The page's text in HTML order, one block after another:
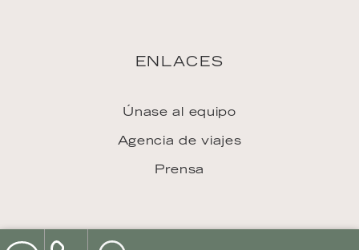
ENLACES
Únase al equipo
Agencia de viajes
Prensa